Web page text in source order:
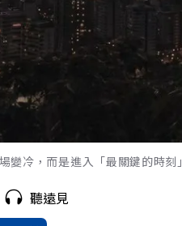
冷，而是進入「最關鍵的時刻」
聽遠見